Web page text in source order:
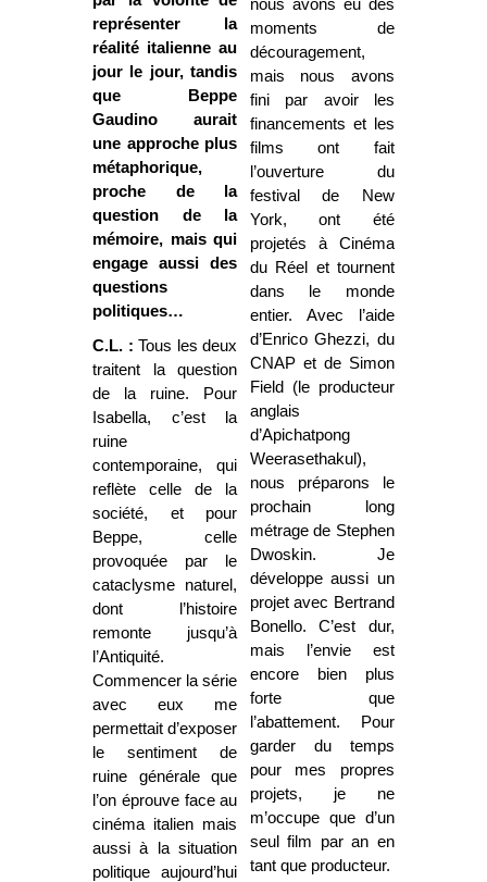
représenter la
réalité italienne au
jour le jour, tandis
que Beppe
Gaudino aurait
une approche plus
métaphorique,
proche de la
question de la
mémoire, mais qui
engage aussi des
questions
politiques…
C.L. : Tous les deux
traitent la question
de la ruine. Pour
Isabella, c’est la
ruine
contemporaine, qui
reflète celle de la
société, et pour
Beppe, celle
provoquée par le
cataclysme naturel,
dont l’histoire
remonte jusqu’à
l’Antiquité.
Commencer la série
avec eux me
permettait d’exposer
le sentiment de
ruine générale que
l’on éprouve face au
cinéma italien mais
aussi à la situation
politique aujourd’hui
nous avons eu des
moments de
découragement,
mais nous avons
fini par avoir les
financements et les
films ont fait
l’ouverture du
festival de New
York, ont été
projetés à Cinéma
du Réel et tournent
dans le monde
entier. Avec l’aide
d’Enrico Ghezzi, du
CNAP et de Simon
Field (le producteur
anglais
d’Apichatpong
Weerasethakul),
nous préparons le
prochain long
métrage de Stephen
Dwoskin. Je
développe aussi un
projet avec Bertrand
Bonello. C’est dur,
mais l’envie est
encore bien plus
forte que
l’abattement. Pour
garder du temps
pour mes propres
projets, je ne
m’occupe que d’un
seul film par an en
tant que producteur.